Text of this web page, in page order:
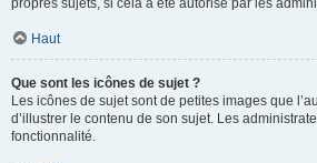
propres sujets, si cela a été autorisé par les
Haut
Que sont les icônes de sujet ?
Les icônes de sujet sont de petites images que
d’illustrer le contenu de son sujet. Les
fonctionnalité.